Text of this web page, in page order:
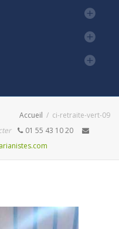
Accueil
ci-retraite-vert-09
01 55 43 10 20